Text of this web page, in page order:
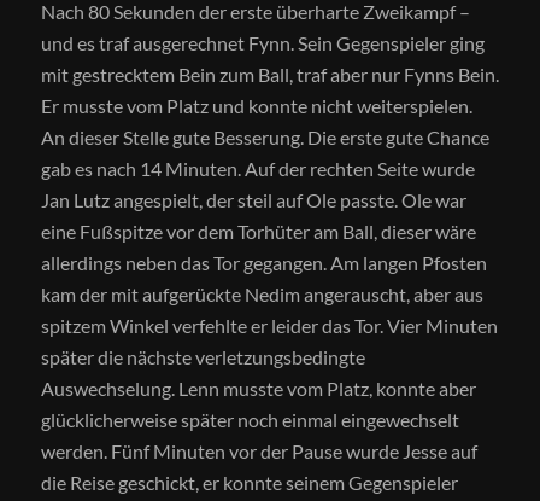
Nach 80 Sekunden der erste überharte Zweikampf –
und es traf ausgerechnet Fynn. Sein Gegenspieler ging
mit gestrecktem Bein zum Ball, traf aber nur Fynns Bein.
Er musste vom Platz und konnte nicht weiterspielen.
An dieser Stelle gute Besserung. Die erste gute Chance
gab es nach 14 Minuten. Auf der rechten Seite wurde
Jan Lutz angespielt, der steil auf Ole passte. Ole war
eine Fußspitze vor dem Torhüter am Ball, dieser wäre
allerdings neben das Tor gegangen. Am langen Pfosten
kam der mit aufgerückte Nedim angerauscht, aber aus
spitzem Winkel verfehlte er leider das Tor. Vier Minuten
später die nächste verletzungsbedingte
Auswechselung. Lenn musste vom Platz, konnte aber
glücklicherweise später noch einmal eingewechselt
werden. Fünf Minuten vor der Pause wurde Jesse auf
die Reise geschickt, er konnte seinem Gegenspieler